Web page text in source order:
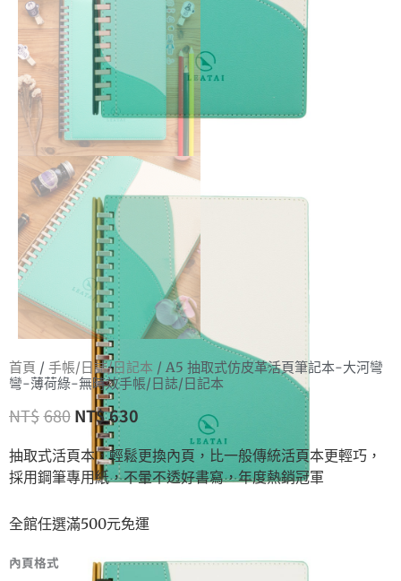
首頁 / 手帳/日誌/日記本 / A5 抽取式仿皮革活頁筆記本-大河彎
彎-薄荷綠-無時效手帳/日誌/日記本
NT$680 NT$630
抽取式活頁本，輕鬆更換內頁，比一般傳統活頁本更輕巧，
採用鋼筆專用紙，不暈不透好書寫，年度熱銷冠軍
全館任選滿500元免運
內頁格式